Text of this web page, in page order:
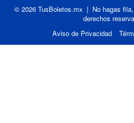
© 2026 TusBoletos.mx | No hagas
derechos
Aviso de Privacidad